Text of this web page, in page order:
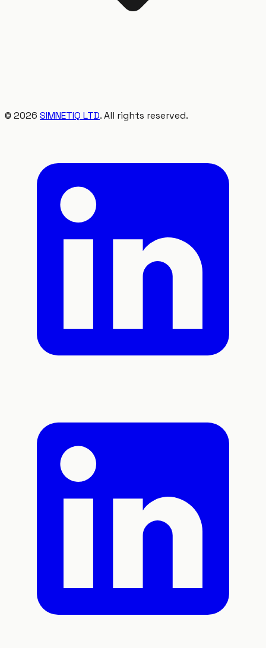
© 2026 SIMNETIQ LTD. All rights reserved.